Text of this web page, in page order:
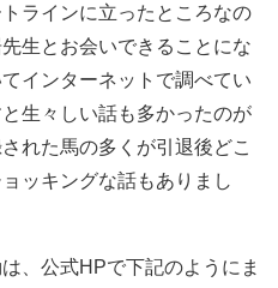
ラインに立ったところなの
生とお会いできることにな
インターネットで調べてい
生々しい話も多かったのが
れた馬の多くが引退後どこ
ッキングな話もありまし
、公式HPで下記のようにま